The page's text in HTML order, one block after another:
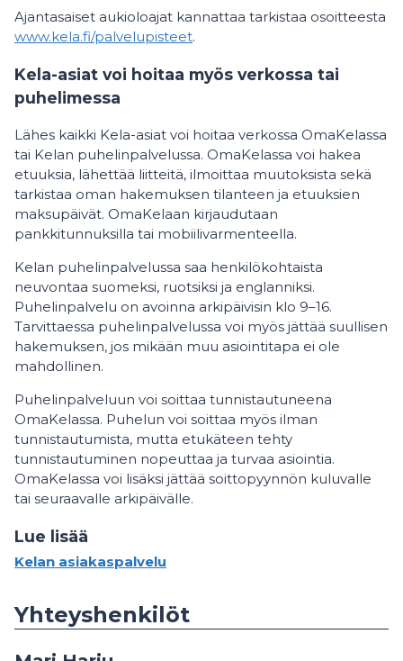
Ajantasaiset aukioloajat kannattaa tarkistaa osoitteesta
www.kela.fi/palvelupisteet.
Kela-asiat voi hoitaa myös verkossa tai
puhelimessa
Lähes kaikki Kela-asiat voi hoitaa verkossa OmaKelassa
tai Kelan puhelinpalvelussa. OmaKelassa voi hakea
etuuksia, lähettää liitteitä, ilmoittaa muutoksista sekä
tarkistaa oman hakemuksen tilanteen ja etuuksien
maksupäivät. OmaKelaan kirjaudutaan
pankkitunnuksilla tai mobiilivarmenteella.
Kelan puhelinpalvelussa saa henkilökohtaista
neuvontaa suomeksi, ruotsiksi ja englanniksi.
Puhelinpalvelu on avoinna arkipäivisin klo 9–16.
Tarvittaessa puhelinpalvelussa voi myös jättää suullisen
hakemuksen, jos mikään muu asiointitapa ei ole
mahdollinen.
Puhelinpalveluun voi soittaa tunnistautuneena
OmaKelassa. Puhelun voi soittaa myös ilman
tunnistautumista, mutta etukäteen tehty
tunnistautuminen nopeuttaa ja turvaa asiointia.
OmaKelassa voi lisäksi jättää soittopyynnön kuluvalle
tai seuraavalle arkipäivälle.
Lue lisää
Kelan asiakaspalvelu
Yhteyshenkilöt